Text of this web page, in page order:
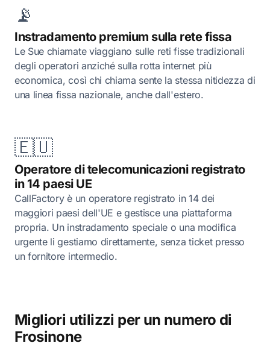
📡
Instradamento premium sulla rete fissa
Le Sue chiamate viaggiano sulle reti fisse tradizionali
degli operatori anziché sulla rotta internet più
economica, così chi chiama sente la stessa nitidezza di
una linea fissa nazionale, anche dall'estero.
🇪🇺
Operatore di telecomunicazioni registrato
in 14 paesi UE
CallFactory è un operatore registrato in 14 dei
maggiori paesi dell'UE e gestisce una piattaforma
propria. Un instradamento speciale o una modifica
urgente li gestiamo direttamente, senza ticket presso
un fornitore intermedio.
Migliori utilizzi per un numero di
Frosinone